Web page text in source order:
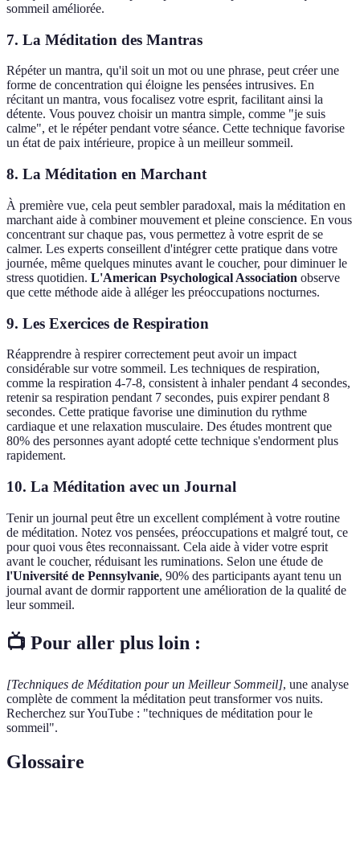
sommeil améliorée.
7. La Méditation des Mantras
Répéter un mantra, qu'il soit un mot ou une phrase, peut créer une
forme de concentration qui éloigne les pensées intrusives. En
récitant un mantra, vous focalisez votre esprit, facilitant ainsi la
détente. Vous pouvez choisir un mantra simple, comme "je suis
calme", et le répéter pendant votre séance. Cette technique favorise
un état de paix intérieure, propice à un meilleur sommeil.
8. La Méditation en Marchant
À première vue, cela peut sembler paradoxal, mais la méditation en
marchant aide à combiner mouvement et pleine conscience. En vous
concentrant sur chaque pas, vous permettez à votre esprit de se
calmer. Les experts conseillent d'intégrer cette pratique dans votre
journée, même quelques minutes avant le coucher, pour diminuer le
stress quotidien. L'American Psychological Association observe
que cette méthode aide à alléger les préoccupations nocturnes.
9. Les Exercices de Respiration
Réapprendre à respirer correctement peut avoir un impact
considérable sur votre sommeil. Les techniques de respiration,
comme la respiration 4-7-8, consistent à inhaler pendant 4 secondes,
retenir sa respiration pendant 7 secondes, puis expirer pendant 8
secondes. Cette pratique favorise une diminution du rythme
cardiaque et une relaxation musculaire. Des études montrent que
80% des personnes ayant adopté cette technique s'endorment plus
rapidement.
10. La Méditation avec un Journal
Tenir un journal peut être un excellent complément à votre routine
de méditation. Notez vos pensées, préoccupations et malgré tout, ce
pour quoi vous êtes reconnaissant. Cela aide à vider votre esprit
avant le coucher, réduisant les ruminations. Selon une étude de
l'Université de Pennsylvanie, 90% des participants ayant tenu un
journal avant de dormir rapportent une amélioration de la qualité de
leur sommeil.
📺 Pour aller plus loin :
[Techniques de Méditation pour un Meilleur Sommeil], une analyse
complète de comment la méditation peut transformer vos nuits.
Recherchez sur YouTube : "techniques de méditation pour le
sommeil".
Glossaire